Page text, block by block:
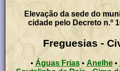
Elevação da sede do
cidade pelo Decreto n.º
Freguesias -
• Águas Frias• Anelhe•